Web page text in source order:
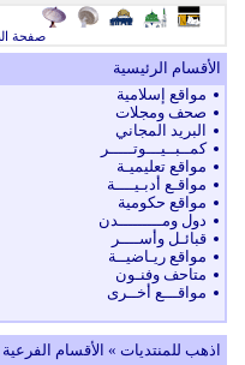
صفحة
الأقسام الرئيسية
مواقع إسلامية
صحف ومجلات
البريد المجاني
كمــبــيـــوتـــــر
مواقع تعليميـة
مواقـع أدبـيــــة
مواقع حكومية
دول ومـــــــــدن
قبائـل وأســــر
مواقع ريـاضيــة
متاحف وفنـون
مواقـــع أخــرى
اذهب للمنتديات » الأقسام الفرعية